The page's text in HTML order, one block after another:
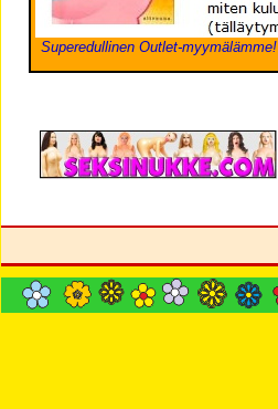
Superedullinen Outlet-myymälämme!